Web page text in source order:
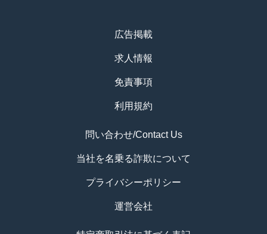
広告掲載
求人情報
免責事項
利用規約
問い合わせ/Contact Us
当社を名乗る詐欺について
プライバシーポリシー
運営会社